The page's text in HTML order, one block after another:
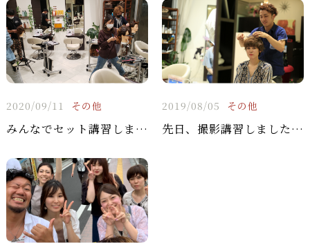
2020/09/11 その他
みんなでセット講習しました(^^♪
2019/08/05 その他
先日、撮影講習しました(^^♪